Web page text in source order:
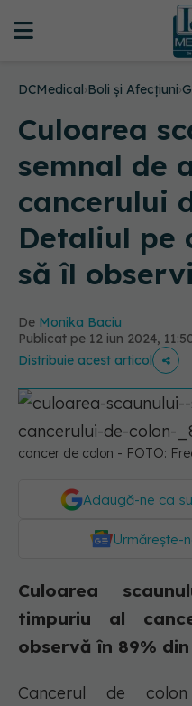
DCMedical›Boli și Afecțiuni›
Culoarea
semnal de
cancerului
Detaliul pe
să îl observi
De Monika Baciu
Publicat pe 12 iun 2024,
Distribuie acest articol
cancer de colon - FOTO:
Adaugă-ne ca
Urmărește-
Culoarea
timpuriu al
observă în 89%
Cancerul de